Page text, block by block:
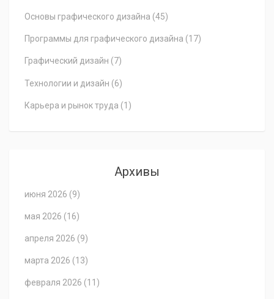
Основы графического дизайна (45)
Программы для графического дизайна (17)
Графический дизайн (7)
Технологии и дизайн (6)
Карьера и рынок труда (1)
Архивы
июня 2026 (9)
мая 2026 (16)
апреля 2026 (9)
марта 2026 (13)
февраля 2026 (11)